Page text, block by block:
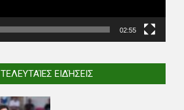
02:55
ΤΕΛΕΥΤΑΊΕΣ ΕΙΔΉΣΕΙΣ